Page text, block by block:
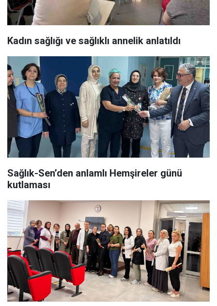
Kadın sağlığı ve sağlıklı annelik anlatıldı
Sağlık-Sen’den anlamlı Hemşireler günü
kutlaması